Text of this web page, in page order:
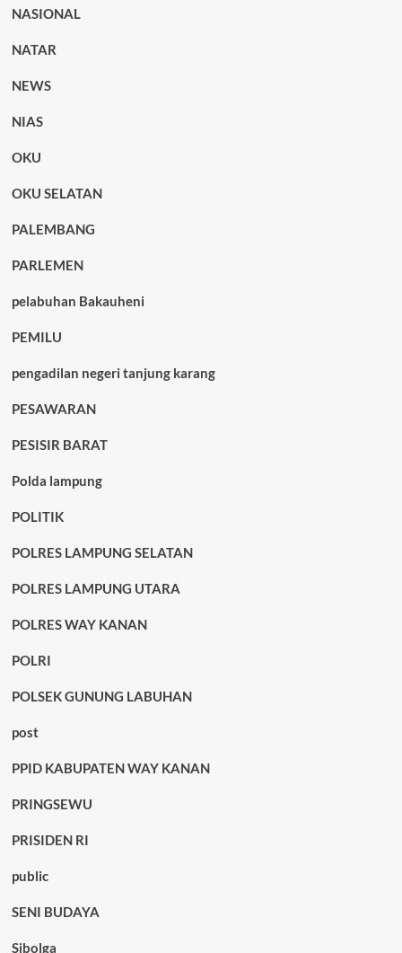
NASIONAL
NATAR
NEWS
NIAS
OKU
OKU SELATAN
PALEMBANG
PARLEMEN
pelabuhan Bakauheni
PEMILU
pengadilan negeri tanjung karang
PESAWARAN
PESISIR BARAT
Polda lampung
POLITIK
POLRES LAMPUNG SELATAN
POLRES LAMPUNG UTARA
POLRES WAY KANAN
POLRI
POLSEK GUNUNG LABUHAN
post
PPID KABUPATEN WAY KANAN
PRINGSEWU
PRISIDEN RI
public
SENI BUDAYA
Sibolga